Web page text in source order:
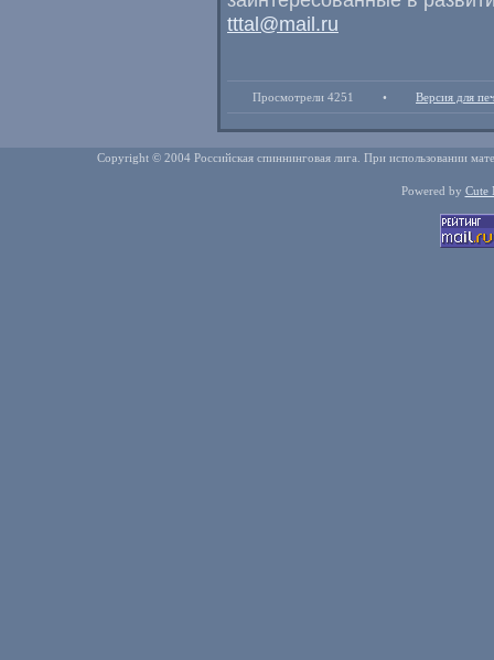
tttal@mail.ru
Просмотрели 4251 • Версия для
Copyright © 2004 Российская спиннинговая лига. При использовании
Powered by Cute